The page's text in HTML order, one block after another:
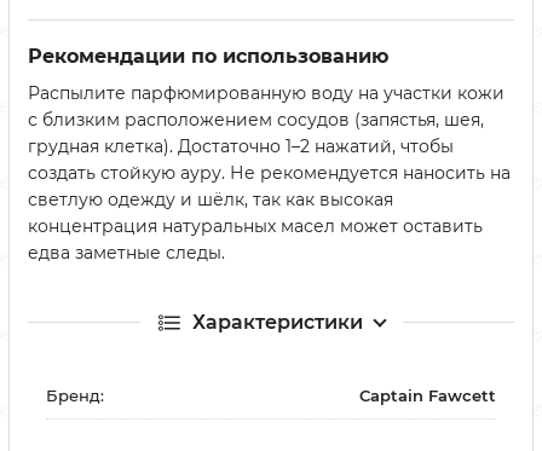
Рекомендации по использованию
Распылите парфюмированную воду на участки кожи
с близким расположением сосудов (запястья, шея,
грудная клетка). Достаточно 1–2 нажатий, чтобы
создать стойкую ауру. Не рекомендуется наносить на
светлую одежду и шёлк, так как высокая
концентрация натуральных масел может оставить
едва заметные следы.
Характеристики
Бренд: Captain Fawcett